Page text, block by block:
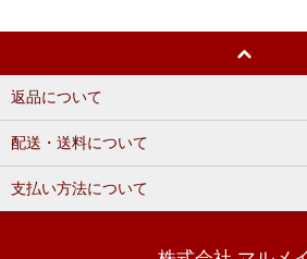
返品について
配送・送料について
支払い方法について